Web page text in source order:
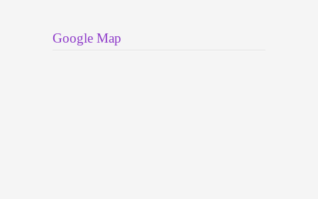
Google Map